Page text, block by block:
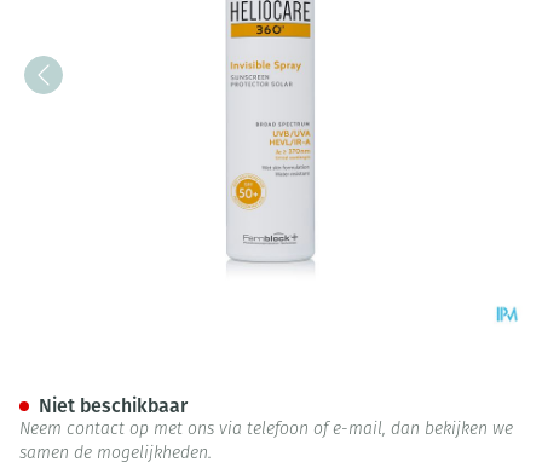
Niet beschikbaar
Neem contact op met ons via telefoon of e-mail, dan bekijken we
samen de mogelijkheden.